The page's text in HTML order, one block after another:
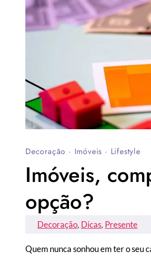
Decoração · Imóveis · Lifestyle
Imóveis,
opção?
Decoração, Dicas, Presente
Quem nunca sonhou em ter o seu